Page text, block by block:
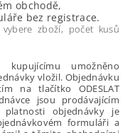
obchodě,
bez registrace.
zboží, počet kusů
umožněno
vložil. Objednávku
na tlačítko ODESLAT
jsou prodávajícím
platnosti objednávky je
formuláři a